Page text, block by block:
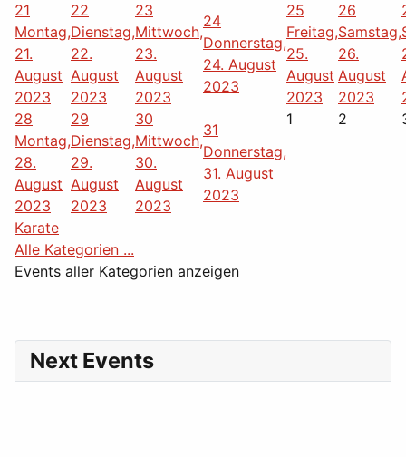
21
Montag,
21.
August
2023
22
Dienstag,
22.
August
2023
23
Mittwoch,
23.
August
2023
24
Donnerstag,
24. August
2023
25
Freitag,
25.
August
2023
26
Samstag,
26.
August
2023
28
Montag,
28.
August
2023
29
Dienstag,
29.
August
2023
30
Mittwoch,
30.
August
2023
31
Donnerstag,
31. August
2023
1 2
Karate
Alle Kategorien ...
Events aller Kategorien anzeigen
Next Events